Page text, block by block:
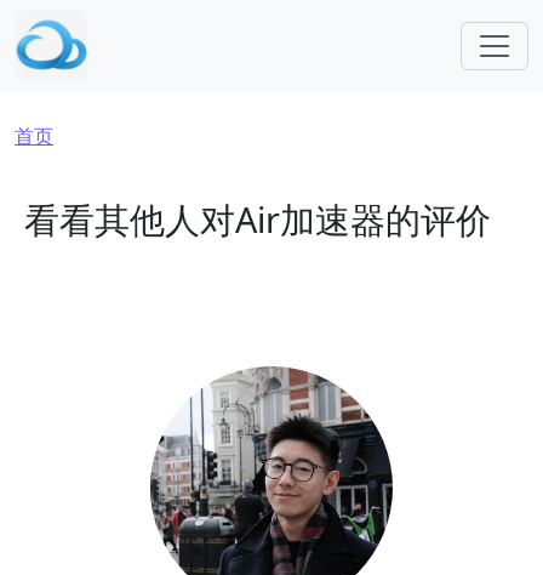
跳转到主要内容
面包屑
首页
看看其他人对Air加速器的评价